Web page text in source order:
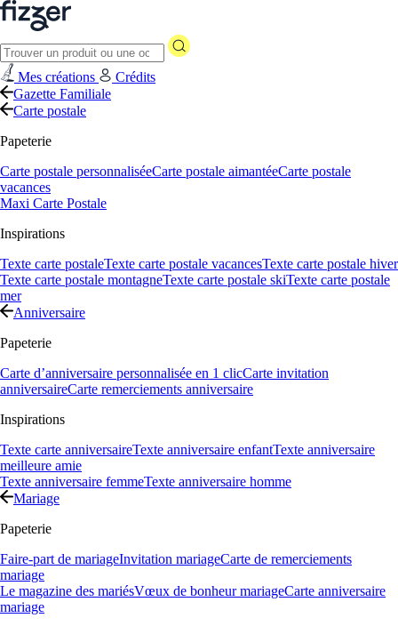
Mes créations
Crédits
Gazette Familiale
Carte postale
Papeterie
Carte postale personnaliséeCarte postale aimantéeCarte postale
vacances
Maxi Carte Postale
Inspirations
Texte carte postaleTexte carte postale vacancesTexte carte postale hiver
Texte carte postale montagneTexte carte postale skiTexte carte postale
mer
Anniversaire
Papeterie
Carte d’anniversaire personnalisée en 1 clicCarte invitation
anniversaireCarte remerciements anniversaire
Inspirations
Texte carte anniversaireTexte anniversaire enfantTexte anniversaire
meilleure amie
Texte anniversaire femmeTexte anniversaire homme
Mariage
Papeterie
Faire-part de mariageInvitation mariageCarte de remerciements
mariage
Le magazine des mariésVœux de bonheur mariageCarte anniversaire
mariage